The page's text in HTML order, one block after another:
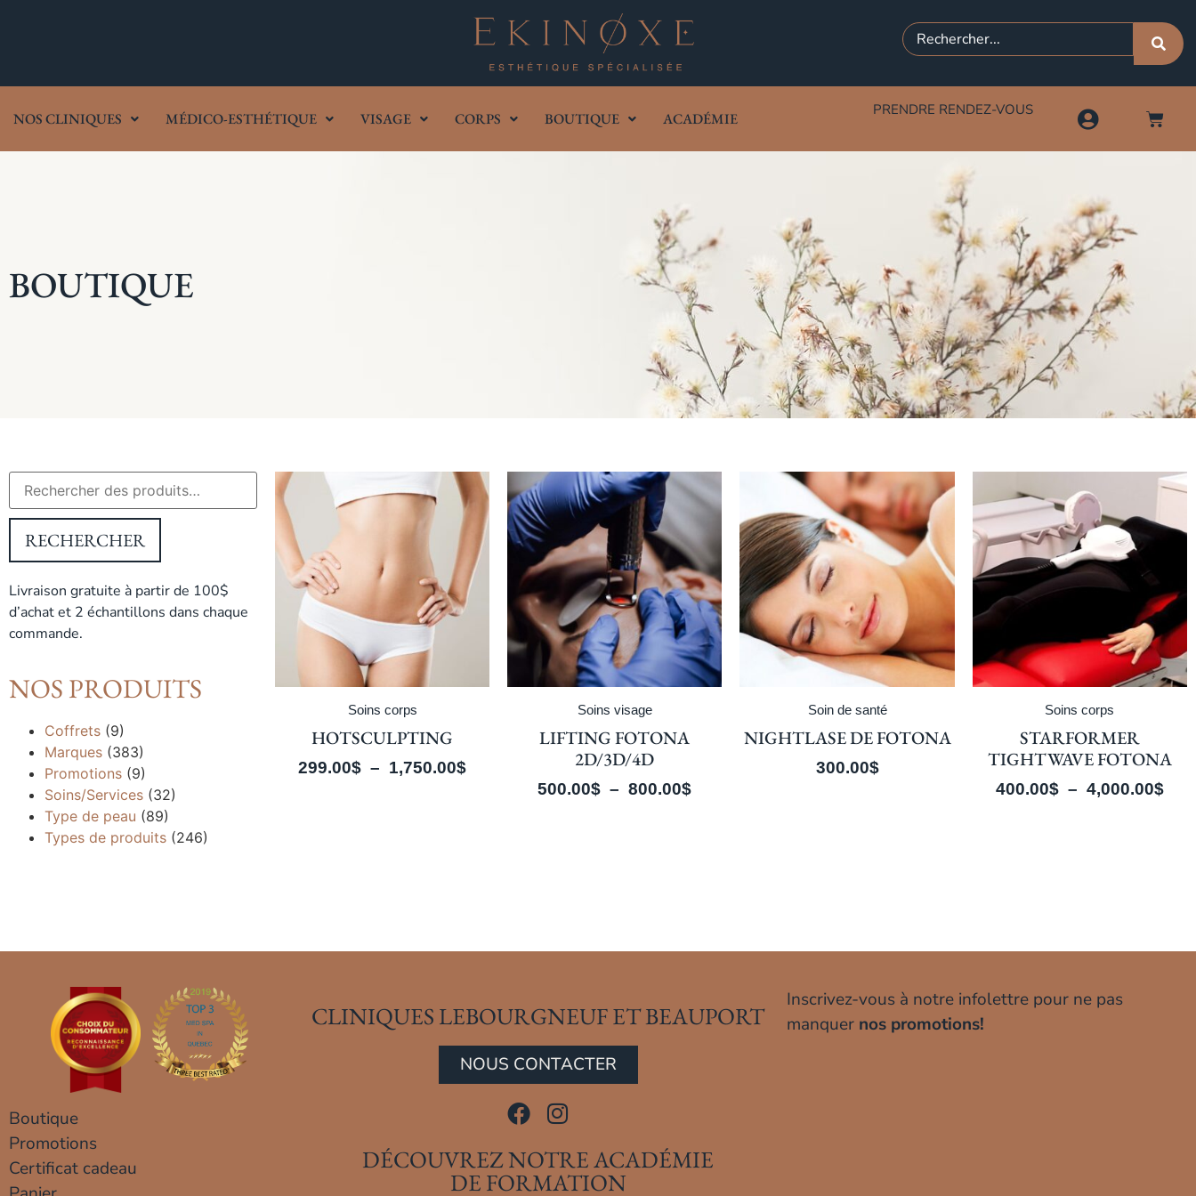
NOS CLINIQUES MÉDICO-ESTHÉTIQUE VISAGE CORPS BOUTIQUE ACADÉMIE PRENDRE RENDEZ-VOUS
BOUTIQUE
RECHERCHER
Livraison gratuite à partir de 100$
d’achat et 2 échantillons dans chaque
commande.
NOS PRODUITS
Coffrets (9)
Marques (383)
Promotions (9)
Soins/Services (32)
Type de peau (89)
Types de produits (246)
Soins corps
HOTSCULPTING
299.00$ – 1,750.00$
Soins visage
LIFTING FOTONA
2D/3D/4D
500.00$ – 800.00$
Soin de santé
NIGHTLASE DE FOTONA
300.00$
Soins corps
STARFORMER
TIGHTWAVE FOTONA
400.00$ – 4,000.00$
Boutique
Promotions
Certificat cadeau
CLINIQUES LEBOURGNEUF ET BEAUPORT
NOUS CONTACTER
DÉCOUVREZ NOTRE ACADÉMIE
DE FORMATION
Inscrivez-vous à notre infolettre pour ne pas
manquer nos promotions!